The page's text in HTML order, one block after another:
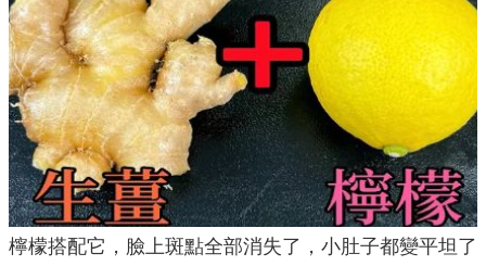
檸檬搭配它，臉上斑點全部消失了，小肚子都變平坦了